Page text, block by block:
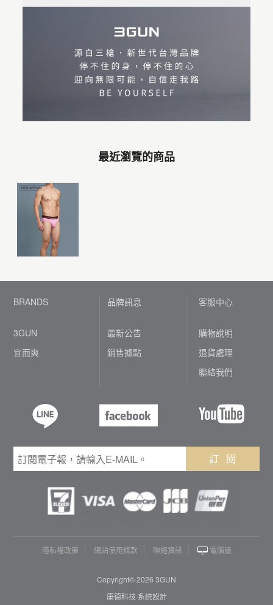
最近瀏覽的商品
BRANDS
3GUN
宜而爽
品牌訊息
最新公告
銷售據點
客服中心
購物說明
退貨處理
聯絡我們
訂 閱
隱私權政策 網站使用條款 聯絡資訊 電腦版
Copyright© 2026 3GUN
康德科技 系統設計